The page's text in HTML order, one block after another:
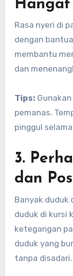
Rasa nyeri di
dengan
membantu
dan
Tips:
pemanas.
pinggul
3.
dan
Banyak duduk
duduk di kursi
ketegangan
duduk yang
tanpa disadari.